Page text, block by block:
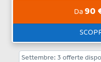
Da 90
Settembre: 3 offerte